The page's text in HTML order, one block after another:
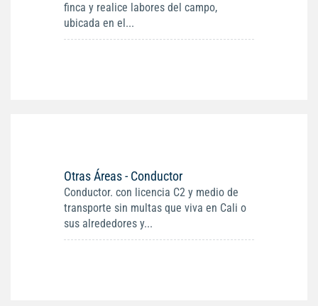
finca y realice labores del campo,
ubicada en el...
Otras Áreas - Conductor
Conductor. con licencia C2 y medio de
transporte sin multas que viva en Cali o
sus alrededores y...